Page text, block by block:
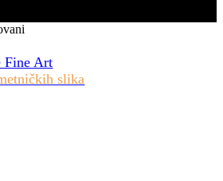
Fine Art
slika